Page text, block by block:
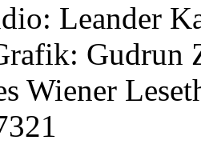
Leander
Gudrun
Wiener